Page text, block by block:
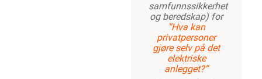
samfunnssikkerhet
og beredskap) for
“Hva kan
privatpersoner
gjøre selv på det
elektriske
anlegget?”